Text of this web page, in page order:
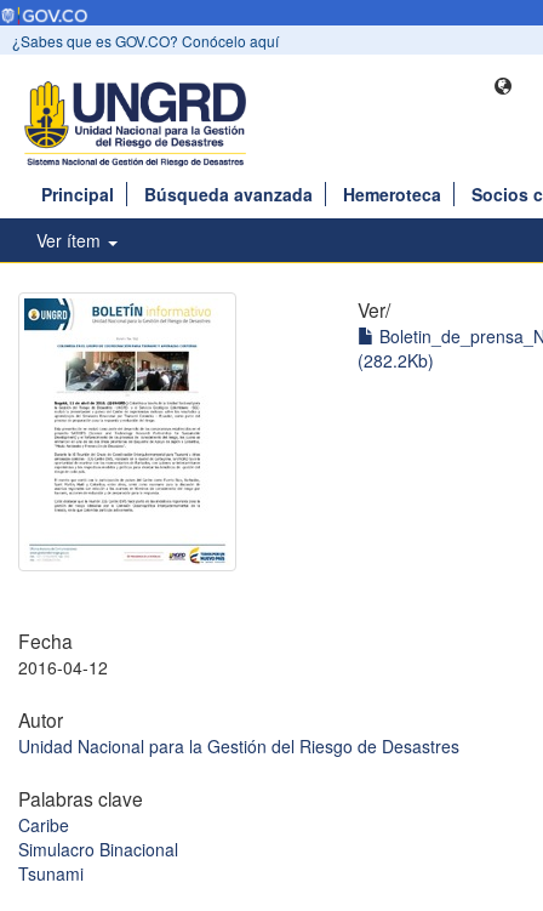
¿Sabes que es GOV.CO? Conócelo aquí
Principal Búsqueda avanzada Hemeroteca
Socios
Ver ítem
Ver/
(282.2Kb)
Fecha
2016-04-12
Autor
Unidad Nacional para la Gestión del Riesgo de Desastres
Palabras clave
Caribe
Simulacro Binacional
Tsunami